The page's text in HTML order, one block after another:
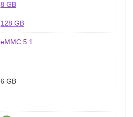
8 GB
128 GB
eMMC 5.1
6 GB